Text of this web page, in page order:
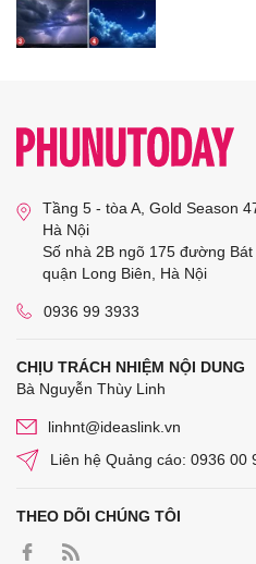
Tầng 5 - tòa A, Gold Season
Hà Nội
Số nhà 2B ngõ 175 đường
quận Long Biên, Hà Nội
0936 99 3933
CHỊU TRÁCH NHIỆM NỘI DUNG
Bà Nguyễn Thùy Linh
linhnt@ideaslink.vn
Liên hệ Quảng cáo: 0936 00
THEO DÕI CHÚNG TÔI